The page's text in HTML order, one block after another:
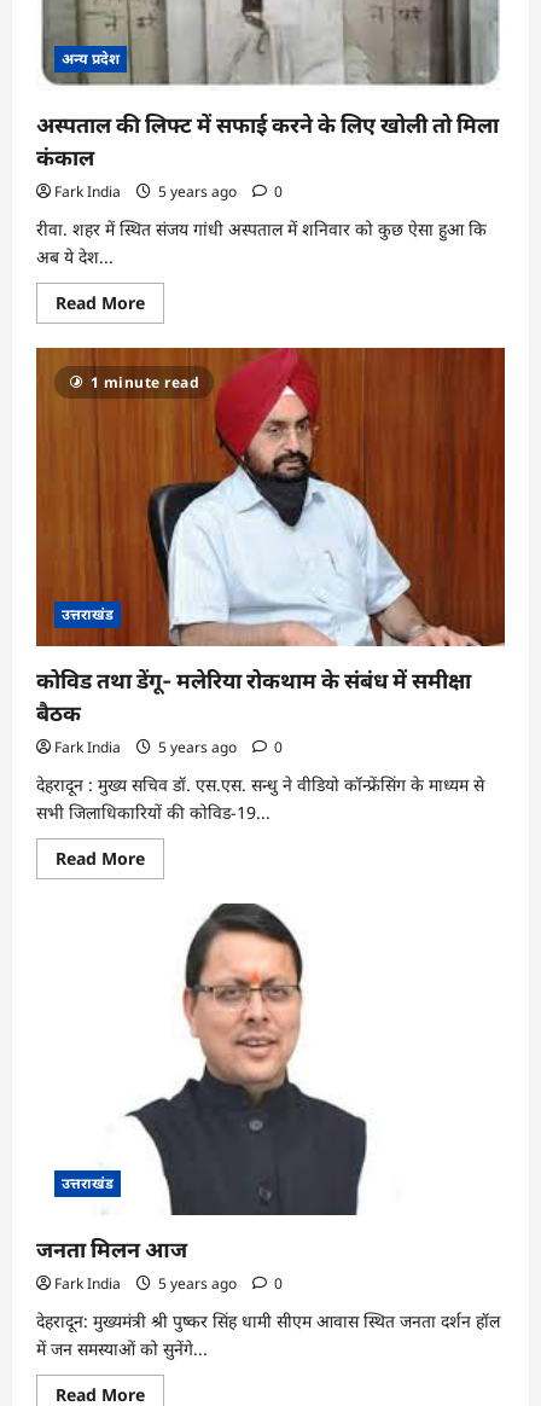
अन्य प्रदेश
अस्पताल की लिफ्ट में सफाई करने के लिए खोली तो मिला
कंकाल
Fark India 5 years ago 0
रीवा. शहर में स्थित संजय गांधी अस्पताल में शनिवार को कुछ ऐसा हुआ कि
अब ये देश...
Read MoreRead
more
अस्पताल
की
लिफ्ट
में
खोली
तो
मिला
कंकाल
1 minute read
उत्तराखंड
कोविड तथा डेंगू- मलेरिया रोकथाम के संबंध में समीक्षा
बैठक
Fark India 5 years ago 0
देहरादून : मुख्य सचिव डॉ. एस.एस. सन्धु ने वीडियो कॉन्फ्रेंसिंग के माध्यम से
सभी जिलाधिकारियों की कोविड-19...
Read MoreRead
more
मलेरिया
रोकथाम
उत्तराखंड
जनता मिलन आज
Fark India 5 years ago 0
देहरादून: मुख्यमंत्री श्री पुष्कर सिंह धामी सीएम आवास स्थित जनता दर्शन हॉल
में जन समस्याओं को सुनेंगे...
Read MoreRead